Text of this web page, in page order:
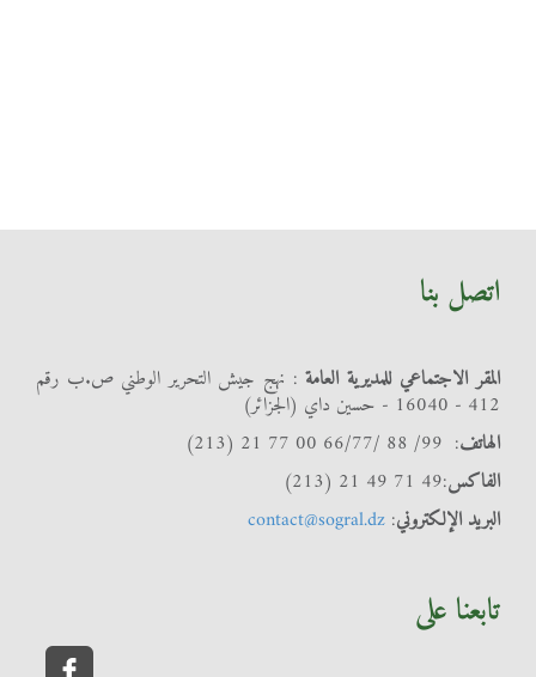
اتصل بنا
المقر الاجتماعي للمديرية العامة : نهج جيش التحرير الوطني ص.ب رقم
412 - 16040 - حسين داي (الجزائر)
الهاتف: 99/ 88 /66/77 00 77 21 (213)
الفاكس:49 71 49 21 (213)
البريد الإلكتروني:
contact@sogral.dz
تابعنا على